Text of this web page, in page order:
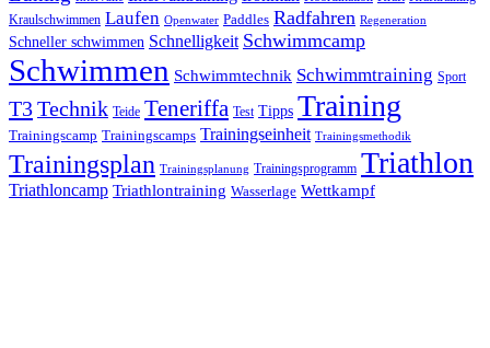
Kraulschwimmen Laufen Openwater Paddles Radfahren Regeneration
Schneller schwimmen Schnelligkeit Schwimmcamp
Schwimmen Schwimmtechnik Schwimmtraining Sport
T3Technik Teide Teneriffa Test Tipps Training
Trainingscamp Trainingscamps Trainingseinheit Trainingsmethodik
Trainingsplan Trainingsplanung Trainingsprogramm Triathlon
Triathloncamp Triathlontraining Wasserlage Wettkampf